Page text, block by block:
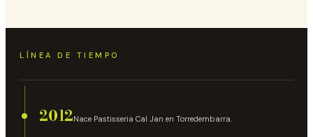
LÍNEA DE TIEMPO
2012Nace Pastisseria Cal Jan en Torredembarra.